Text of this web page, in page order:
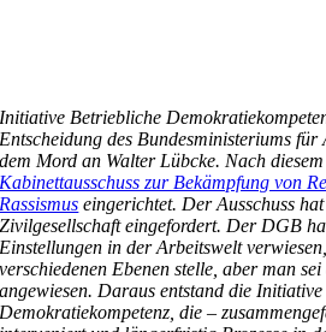
Initiative Betriebliche
Entscheidung des Bundesministeriums für
dem Mord an Walter Lübcke. Nach
Kabinettausschuss zur Bekämpfung von
Rassismus eingerichtet. Der Ausschuss
Zivilgesellschaft eingefordert. Der DGB
Einstellungen in der Arbeitswelt
verschiedenen Ebenen stelle, aber man
angewiesen. Daraus entstand die
Demokratiekompetenz, die –